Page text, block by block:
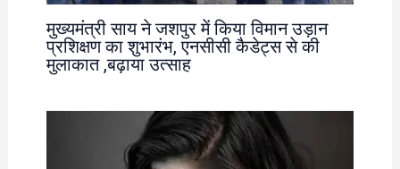
मुख्यमंत्री साय ने जशपुर में किया विमान उड़ान
प्रशिक्षण का शुभारंभ, एनसीसी कैडेट्स से की
मुलाकात ,बढ़ाया उत्साह